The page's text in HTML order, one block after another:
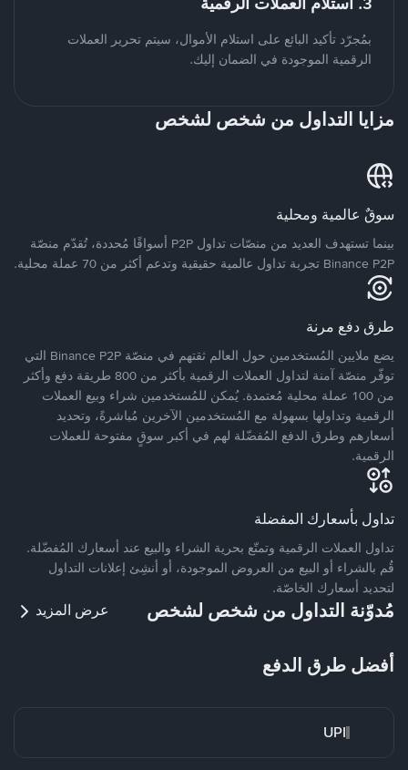
بمُجرّد تأكيد البائع على استلام الأموال، سيتم تحرير العملات
الرقمية الموجودة في الضمان إليك.
مزايا التداول من شخص لشخص
سوقٌ عالمية ومحلية
بينما تستهدف العديد من منصّات تداول P2P أسواقًا مُحددة، تُقدّم منصّة
Binance P2P تجربة تداول عالمية حقيقية وتدعم أكثر من 70 عملة محلية.
طرق دفع مرنة
يضع ملايين المُستخدمين حول العالم ثقتهم في منصّة Binance P2P التي
توفّر منصّة آمنة لتداول العملات الرقمية بأكثر من 800 طريقة دفع وأكثر
من 100 عملة محلية مُعتمدة. يُمكن للمُستخدمين شراء وبيع العملات
الرقمية وتداولها بسهولة مع المُستخدمين الآخرين مُباشرةً، وتحديد
أسعارهم وطرق الدفع المُفضّلة لهم في أكبر سوقٍ مفتوحة للعملات
الرقمية.
تداول بأسعارك المفضلة
تداول العملات الرقمية وتمتّع بحرية الشراء والبيع عند أسعارك المُفضّلة.
قُم بالشراء أو البيع من العروض الموجودة، أو أنشِئ إعلانات التداول
لتحديد أسعارك الخاصّة.
مُدوّنة التداول من شخص لشخص عرض المزيد
أفضل طرق الدفع
UPI